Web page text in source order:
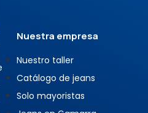
Nuestra empresa
Nuestro taller
Catálogo de jeans
Solo mayoristas